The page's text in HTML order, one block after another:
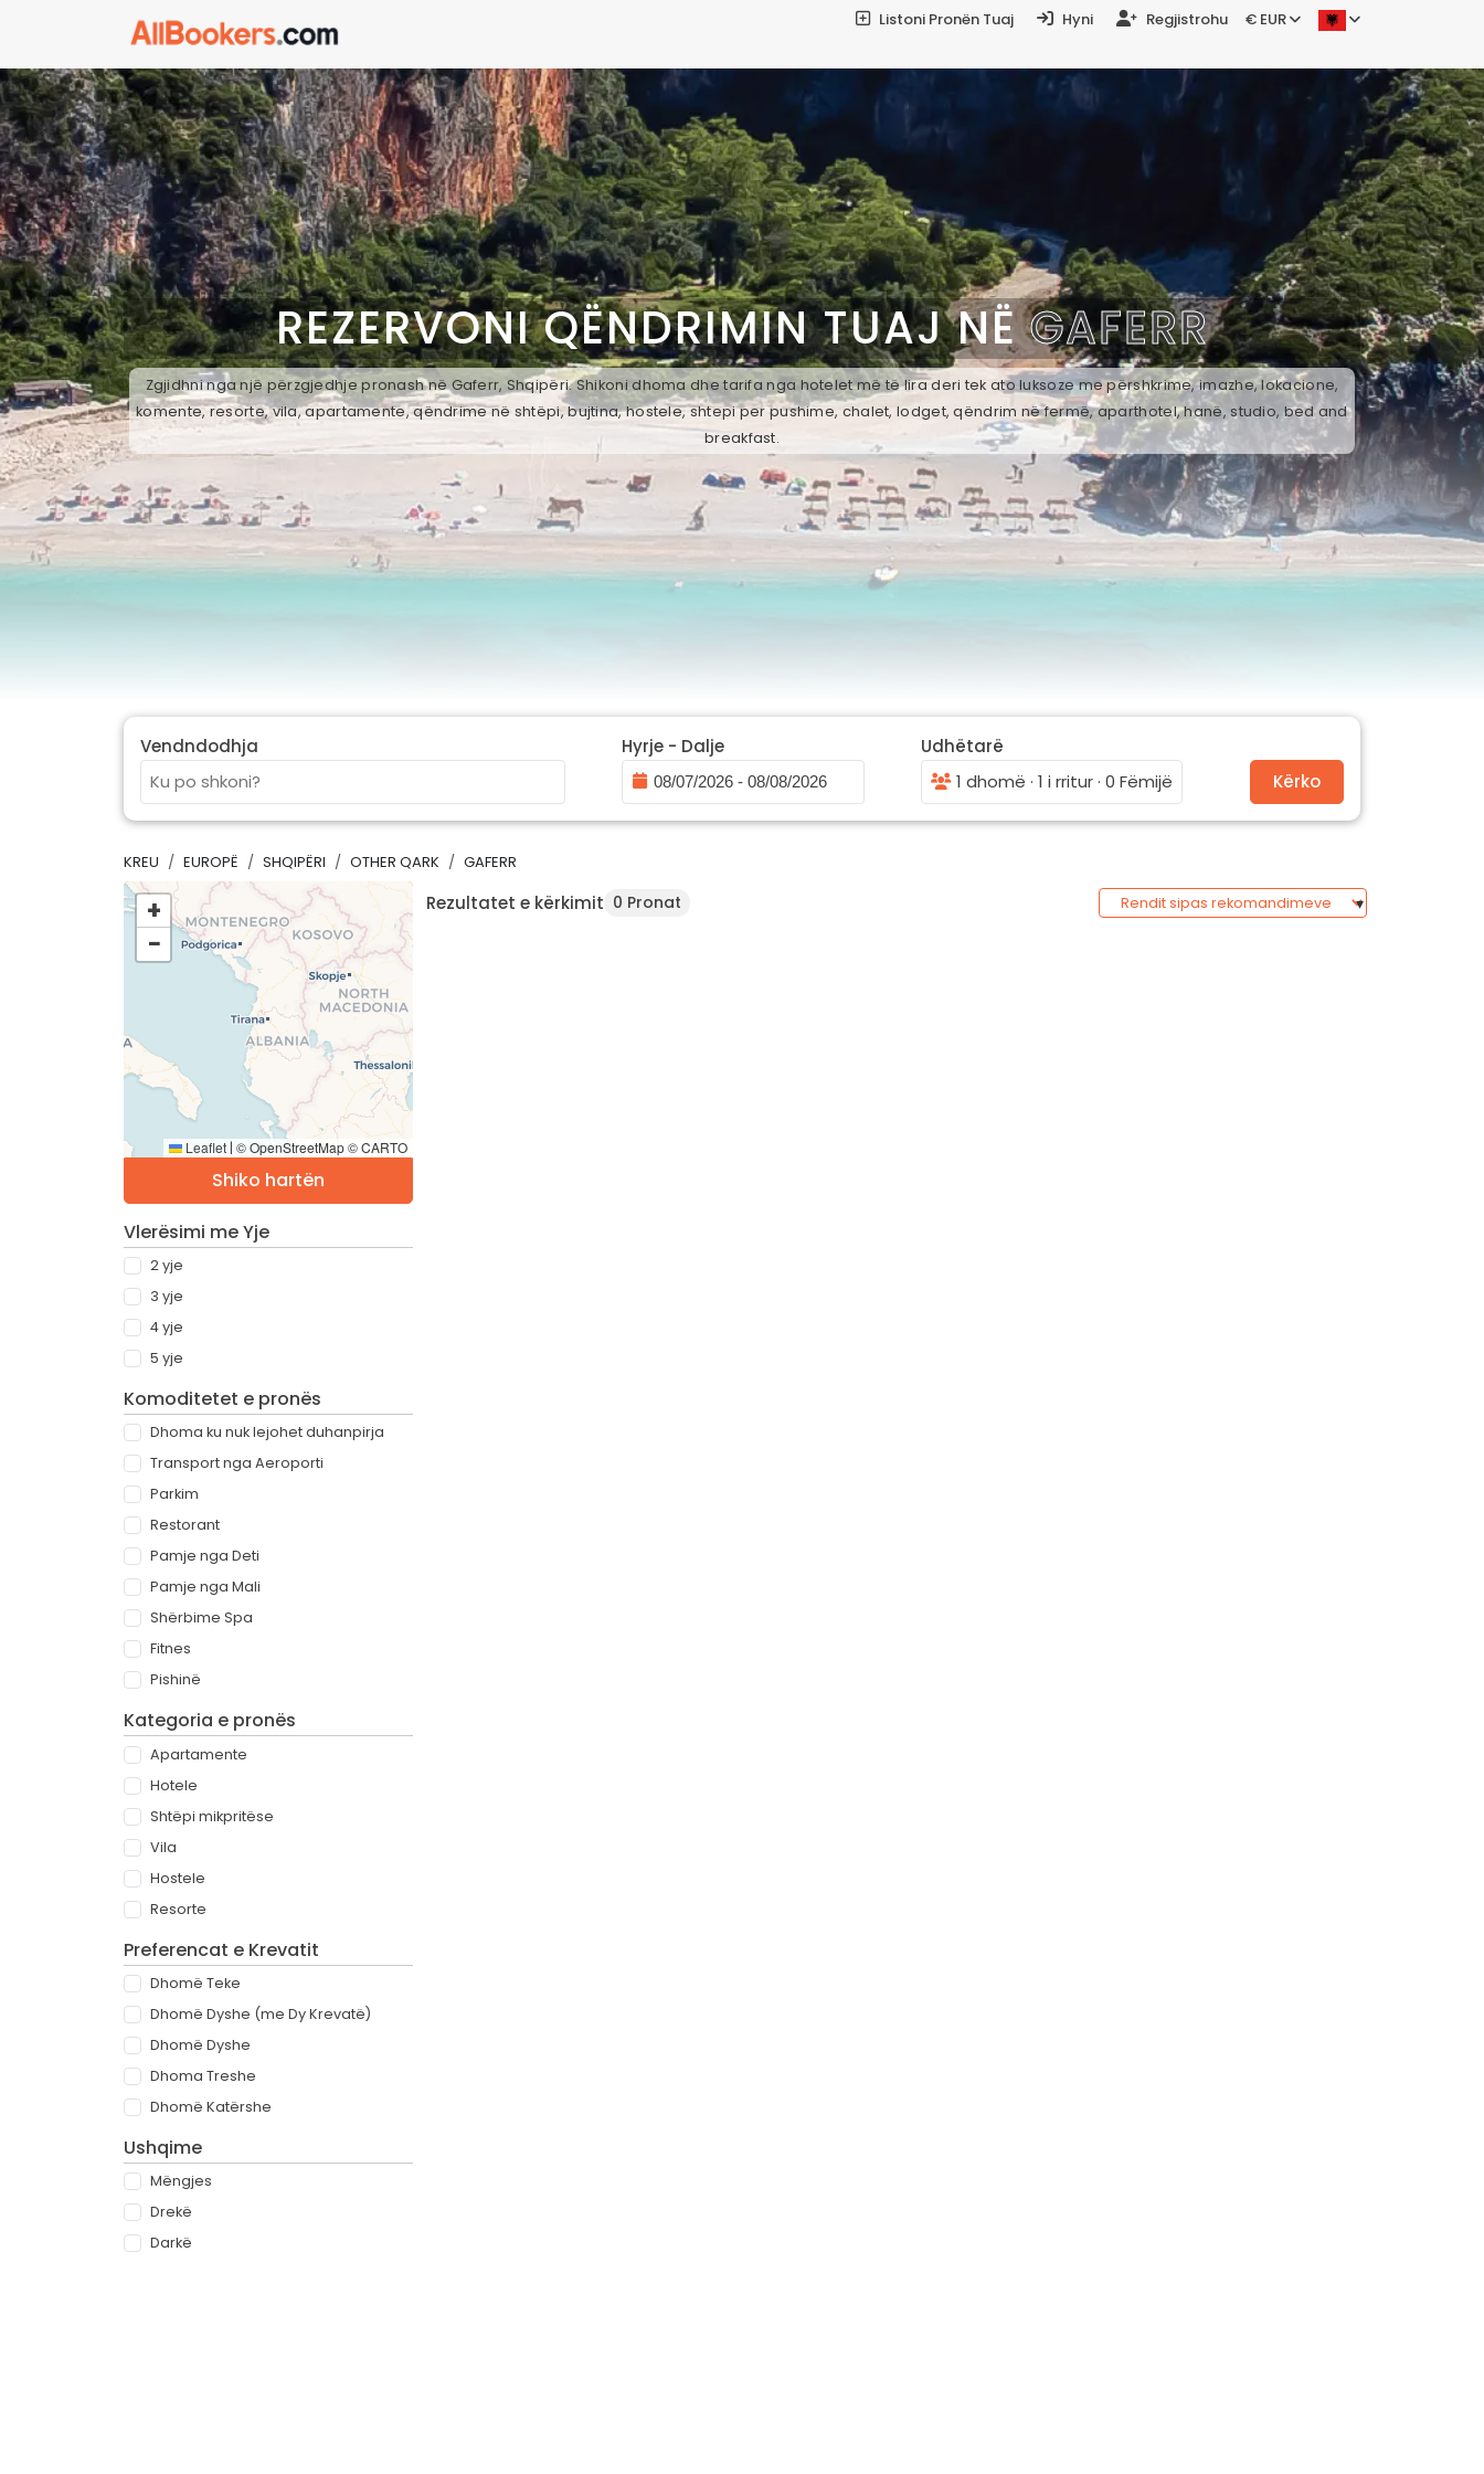
Listoni Pronën Tuaj Hyni Regjistrohu € EUR
REZERVONI QËNDRIMIN TUAJ NËGAFERR
Zgjidhni nga një përzgjedhje pronash në Gaferr, Shqipëri. Shikoni dhoma dhe tarifa nga hotelet më të lira deri tek ato luksoze me përshkrime, imazhe, lokacione,
komente, resorte, vila, apartamente, qëndrime në shtëpi, bujtina, hostele, shtepi per pushime, chalet, lodget, qëndrim në fermë, aparthotel, hanë, studio, bed and
breakfast.
Vendndodhja Hyrje - Dalje
Udhëtarë
1 dhomë · 1 i rritur · 0 Fëmijë
Kërko
KREU EUROPË SHQIPËRI OTHER QARK GAFERR
+
−
Leaflet | © OpenStreetMap © CARTO
Shiko hartën
Vlerësimi me Yje
2 yje
3 yje
4 yje
5 yje
Komoditetet e pronës
Dhoma ku nuk lejohet duhanpirja
Transport nga Aeroporti
Parkim
Restorant
Pamje nga Deti
Pamje nga Mali
Shërbime Spa
Fitnes
Pishinë
Kategoria e pronës
Apartamente
Hotele
Shtëpi mikpritëse
Vila
Hostele
Resorte
Preferencat e Krevatit
Dhomë Teke
Dhomë Dyshe (me Dy Krevatë)
Dhomë Dyshe
Dhoma Treshe
Dhomë Katërshe
Ushqime
Mëngjes
Drekë
Darkë
Rezultatet e kërkimit 0 Pronat